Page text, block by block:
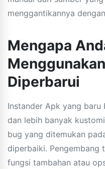
menggantikannya
Mengapa
Diperbarui
Instander Apk yang
dan lebih banyak
bug yang ditemukan
diperbaiki. Pengembang
fungsi tambahan atau